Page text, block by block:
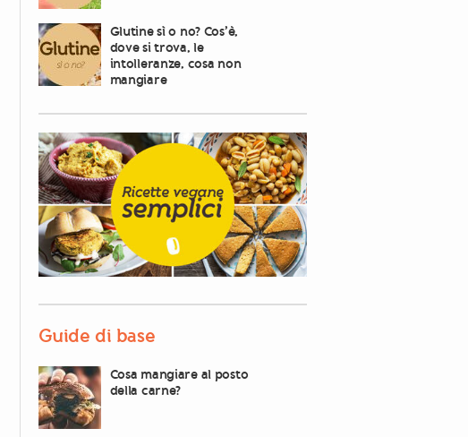
Glutine sì o no? Cos’è,
dove si trova, le
intolleranze, cosa non
mangiare
Guide di base
Cosa mangiare al posto
della carne?